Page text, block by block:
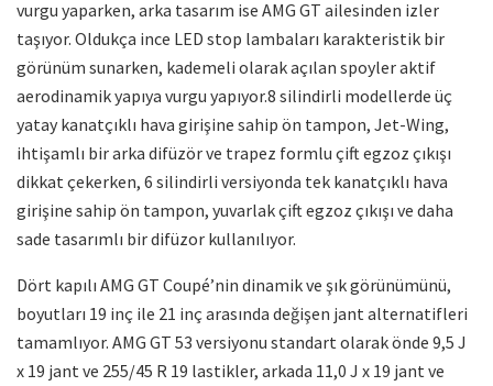
vurgu yaparken, arka tasarım ise AMG GT ailesinden izler
taşıyor. Oldukça ince LED stop lambaları karakteristik bir
görünüm sunarken, kademeli olarak açılan spoyler aktif
aerodinamik yapıya vurgu yapıyor.8 silindirli modellerde üç
yatay kanatçıklı hava girişine sahip ön tampon, Jet-Wing,
ihtişamlı bir arka difüzör ve trapez formlu çift egzoz çıkışı
dikkat çekerken, 6 silindirli versiyonda tek kanatçıklı hava
girişine sahip ön tampon, yuvarlak çift egzoz çıkışı ve daha
sade tasarımlı bir difüzor kullanılıyor.
Dört kapılı AMG GT Coupé’nin dinamik ve şık görünümünü,
boyutları 19 inç ile 21 inç arasında değişen jant alternatifleri
tamamlıyor. AMG GT 53 versiyonu standart olarak önde 9,5 J
x 19 jant ve 255/45 R 19 lastikler, arkada 11,0 J x 19 jant ve